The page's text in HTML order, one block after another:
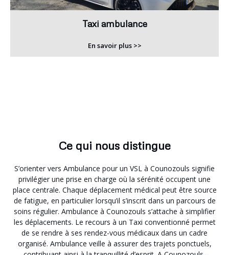
Taxi ambulance
En savoir plus >>
Ce qui nous distingue
S’orienter vers Ambulance pour un VSL à Counozouls signifie
privilégier une prise en charge où la sérénité occupent une
place centrale. Chaque déplacement médical peut être source
de fatigue, en particulier lorsqu’il s’inscrit dans un parcours de
soins régulier. Ambulance à Counozouls s’attache à simplifier
les déplacements. Le recours à un Taxi conventionné permet
de se rendre à ses rendez-vous médicaux dans un cadre
organisé. Ambulance veille à assurer des trajets ponctuels,